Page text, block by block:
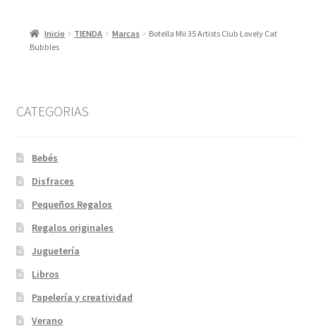
Inicio TIENDA Marcas
Botella Mii 35 Artists Club Lovely Cat
Bubbles
CATEGORIAS
Bebés
Disfraces
Pequeños Regalos
Regalos originales
Juguetería
Libros
Papelería y creatividad
Verano